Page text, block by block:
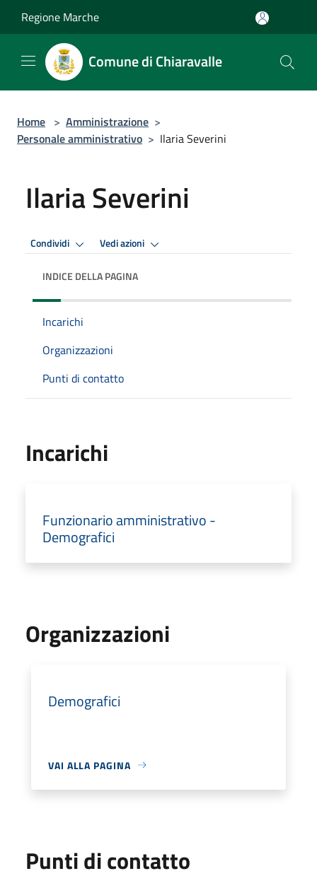
Regione Marche
Comune di Chiaravalle
Home > Amministrazione >
Personale amministrativo > Ilaria Severini
Ilaria Severini
Condividi Vedi azioni
INDICE DELLA PAGINA
Incarichi
Organizzazioni
Punti di contatto
Incarichi
Funzionario amministrativo -
Demografici
Organizzazioni
Demografici
VAI ALLA PAGINA
Punti di contatto